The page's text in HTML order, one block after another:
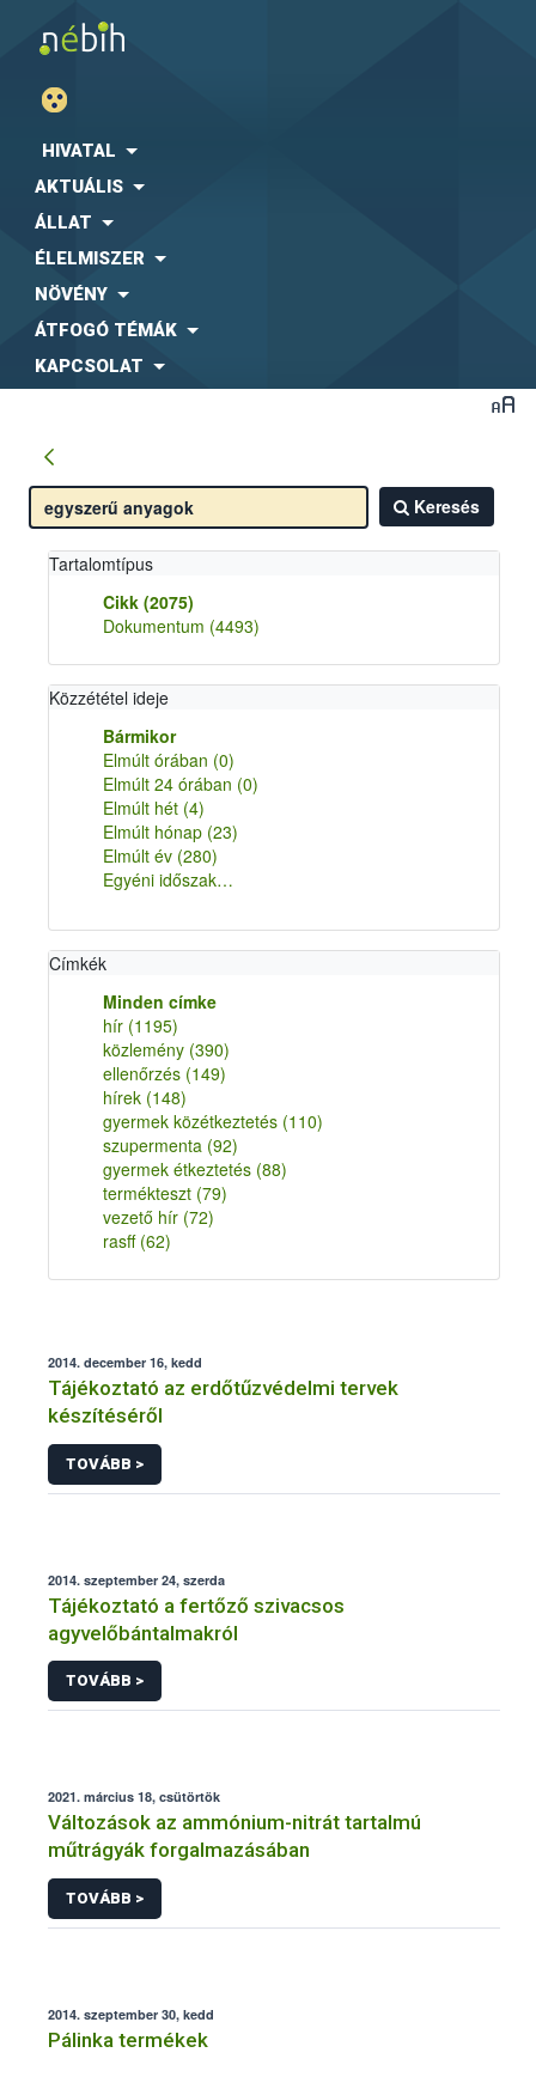
HIVATAL
AKTUÁLIS
ÁLLAT
ÉLELMISZER
NÖVÉNY
ÁTFOGÓ TÉMÁK
KAPCSOLAT
Keresés
Tartalomtípus
Cikk (2075)
Dokumentum (4493)
Közzététel ideje
Bármikor
Elmúlt órában (0)
Elmúlt 24 órában (0)
Elmúlt hét (4)
Elmúlt hónap (23)
Elmúlt év (280)
Egyéni időszak…
Címkék
Minden címke
hír (1195)
közlemény (390)
ellenőrzés (149)
hírek (148)
gyermek közétkeztetés (110)
szupermenta (92)
gyermek étkeztetés (88)
termékteszt (79)
vezető hír (72)
rasff (62)
2014. december 16, kedd
Tájékoztató az erdőtűzvédelmi tervek
készítéséről
TOVÁBB >
2014. szeptember 24, szerda
Tájékoztató a fertőző szivacsos
agyvelőbántalmakról
TOVÁBB >
2021. március 18, csütörtök
Változások az ammónium-nitrát tartalmú
műtrágyák forgalmazásában
TOVÁBB >
2014. szeptember 30, kedd
Pálinka termékek